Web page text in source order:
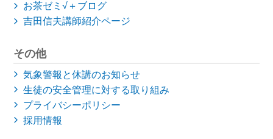
お茶ゼミ√＋ブログ
吉田信夫講師紹介ページ
その他
気象警報と休講のお知らせ
生徒の安全管理に対する取り組み
プライバシーポリシー
採用情報